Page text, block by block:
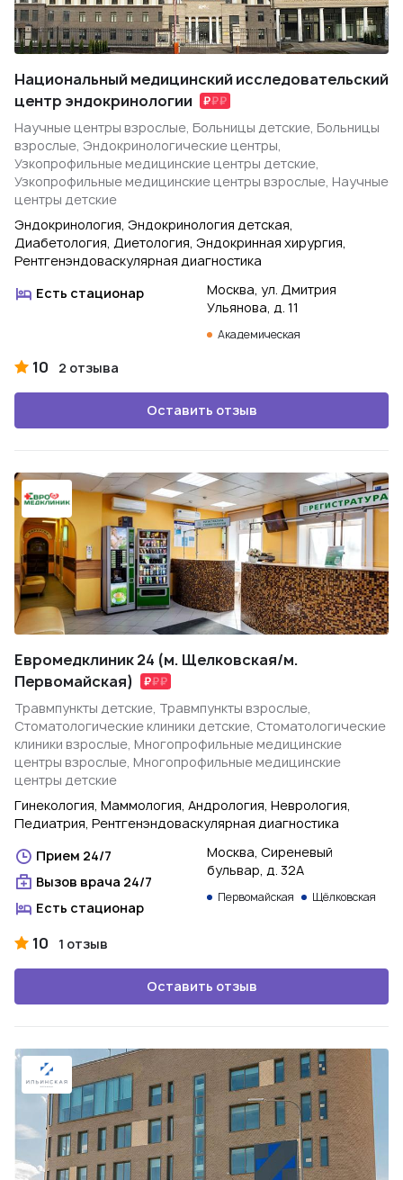
Национальный медицинский исследовательский
центр эндокринологии
Научные центры взрослые, Больницы детские, Больницы
взрослые, Эндокринологические центры,
Узкопрофильные медицинские центры детские,
Узкопрофильные медицинские центры взрослые, Научные
центры детские
Эндокринология, Эндокринология детская,
Диабетология, Диетология, Эндокринная хирургия,
Рентгенэндоваскулярная диагностика
Есть стационар
Москва, ул. Дмитрия
Ульянова, д. 11
Академическая
10 2 отзыва
Оставить отзыв
Евромедклиник 24 (м. Щелковская/м.
Первомайская)
Травмпункты детские, Травмпункты взрослые,
Стоматологические клиники детские, Стоматологические
клиники взрослые, Многопрофильные медицинские
центры взрослые, Многопрофильные медицинские
центры детские
Гинекология, Маммология, Андрология, Неврология,
Педиатрия, Рентгенэндоваскулярная диагностика
Прием 24/7
Вызов врача 24/7
Есть стационар
Москва, Сиреневый
бульвар, д. 32А
Первомайская Щёлковская
10 1 отзыв
Оставить отзыв